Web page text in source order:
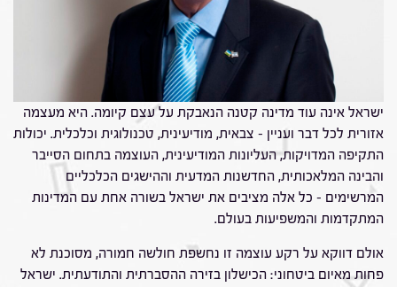
ישראל אינה עוד מדינה קטנה הנאבקת על עצם קיומה. היא מעצמה
אזורית לכל דבר ועניין – צבאית, מודיעינית, טכנולוגית וכלכלית. יכולות
התקיפה המדויקות, העליונות המודיעינית, העוצמה בתחום הסייבר
והבינה המלאכותית, החדשנות המדעית וההישגים הכלכליים
המרשימים – כל אלה מציבים את ישראל בשורה אחת עם המדינות
המתקדמות והמשפיעות בעולם.
אולם דווקא על רקע עוצמה זו נחשפת חולשה חמורה, מסוכנת לא
פחות מאיום ביטחוני: הכישלון בזירה ההסברתית והתודעתית. ישראל